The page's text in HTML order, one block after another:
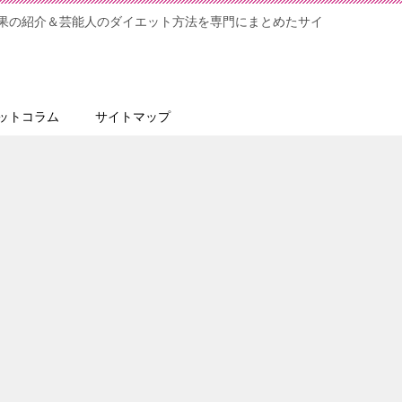
の紹介＆芸能人のダイエット方法を専門にまとめたサイ
トコラム サイトマップ